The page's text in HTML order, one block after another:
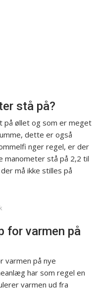
stå på?
på øllet og som er meget
dette er også
nger regel, er der
manometer stå på 2,2 til
må ikke stilles på
for varmen på
varmen på nye
har som regel en
varmen ud fra